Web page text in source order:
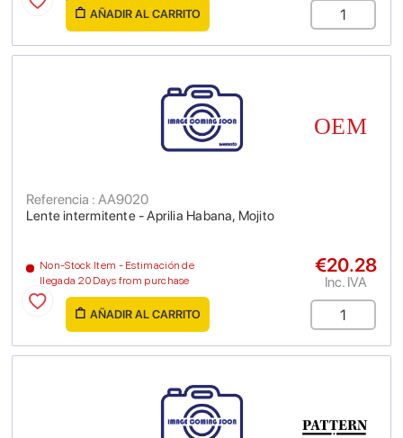
AÑADIR AL CARRITO
Lente intermitente - Aprilia Habana, Mojito
Referencia : AA9020
Non-Stock Item - Estimación de
llegada 20 Days from purchase
€20.28
Inc. IVA
AÑADIR AL CARRITO